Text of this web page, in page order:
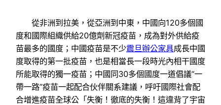
從非洲到拉美，從亞洲到中東，中國向120多個國
度和國際組織供給20億劑新冠疫苗，成為對外供給疫
苗最多的國度；中國疫苗是不少震旦辦公家具成長中國
度取得的第一批疫苗，也是相當長一段時光內相干國度
所能取得的獨一疫苗；中國同30多個國度一道倡議“一
帶一路”疫苗一起配合伙伴關系建議，呼吁國際社會配
合增進疫苗全球公「失衡！徹底的失衡！這違背了宇宙